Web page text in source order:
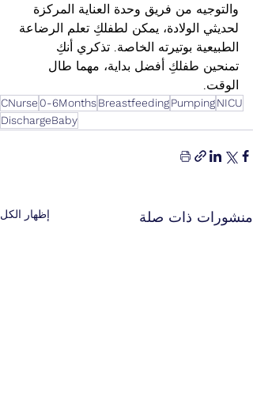
والتوجيه من فريق وحدة العناية المركزة
لحديثي الولادة، يمكن لطفلكِ تعلم الرضاعة
الطبيعية بوتيرته الخاصة. تذكري أنكِ
تمنحين طفلكِ أفضل بداية، مهما طال
الوقت.
NICU
Pumping
Breastfeeding
0-6Months
CNurse
DischargeBaby
منشورات ذات صلة إظهار الكل